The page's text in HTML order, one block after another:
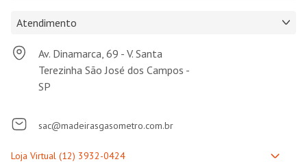
Atendimento
Av. Dinamarca, 69 - V. Santa
Terezinha São José dos Campos -
SP
sac@madeirasgasometro.com.br